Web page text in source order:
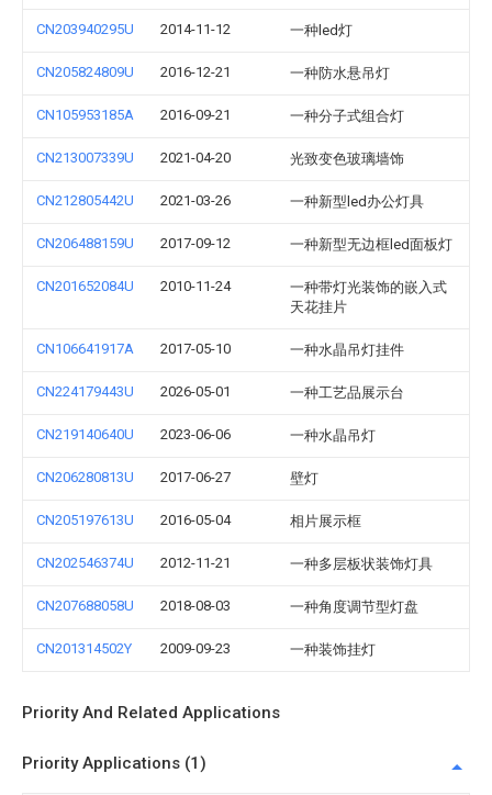
CN203940295U 2014-11-12 一种led灯
CN205824809U 2016-12-21 一种防水悬吊灯
CN105953185A 2016-09-21 一种分子式组合灯
CN213007339U 2021-04-20 光致变色玻璃墙饰
CN212805442U 2021-03-26 一种新型led办公灯具
CN206488159U 2017-09-12 一种新型无边框led面板灯
CN201652084U 2010-11-24
一种带灯光装饰的嵌入式
天花挂片
CN106641917A 2017-05-10 一种水晶吊灯挂件
CN224179443U 2026-05-01 一种工艺品展示台
CN219140640U 2023-06-06 一种水晶吊灯
CN206280813U 2017-06-27 壁灯
CN205197613U 2016-05-04 相片展示框
CN202546374U 2012-11-21 一种多层板状装饰灯具
CN207688058U 2018-08-03 一种角度调节型灯盘
CN201314502Y 2009-09-23 一种装饰挂灯
Priority And Related Applications
Priority Applications (1)